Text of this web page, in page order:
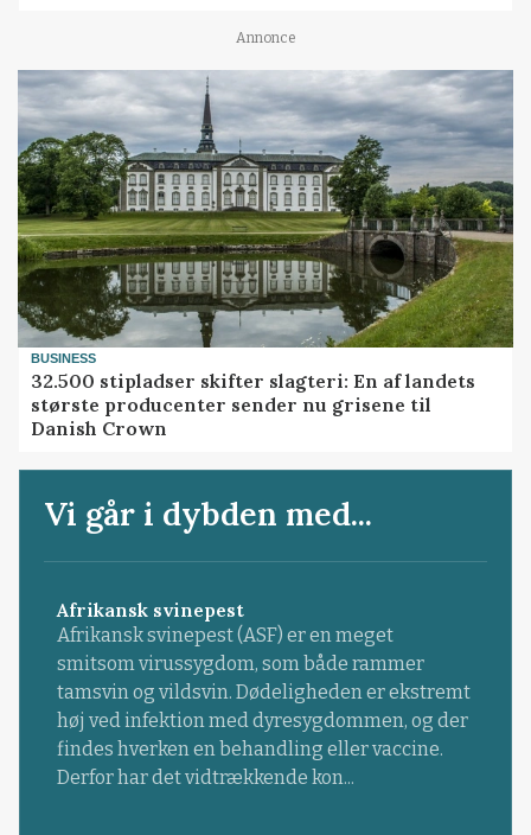
Annonce
BUSINESS
32.500 stipladser skifter slagteri: En af landets
største producenter sender nu grisene til
Danish Crown
Vi går i dybden med...
Afrikansk svinepest
Afrikansk svinepest (ASF) er en meget
smitsom virussygdom, som både rammer
tamsvin og vildsvin. Dødeligheden er ekstremt
høj ved infektion med dyresygdommen, og der
findes hverken en behandling eller vaccine.
Derfor har det vidtrækkende kon...